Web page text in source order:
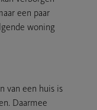
een paar
woning
van een huis is
Daarmee